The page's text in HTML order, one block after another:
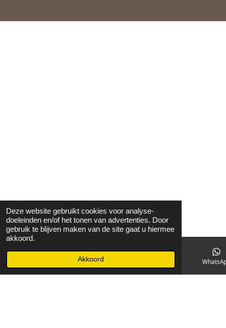
Deze website gebruikt cookies voor analyse-
doeleinden en/of het tonen van advertenties. Door
gebruik te blijven maken van de site gaat u hiermee
akkoord.
Akkoord